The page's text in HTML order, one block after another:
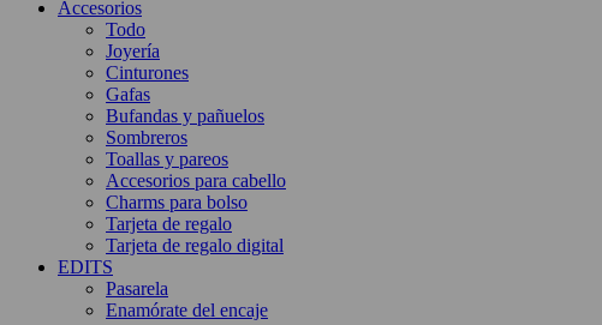
Accesorios
Todo
Joyería
Cinturones
Gafas
Bufandas y pañuelos
Sombreros
Toallas y pareos
Accesorios para cabello
Charms para bolso
Tarjeta de regalo
Tarjeta de regalo digital
EDITS
Pasarela
Enamórate del encaje